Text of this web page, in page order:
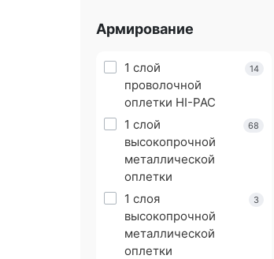
Армирование
1 слой
проволочной
оплетки HI-PAC
14
1 слой
высокопрочной
металлической
оплетки
68
1 слоя
высокопрочной
металлической
оплетки
3